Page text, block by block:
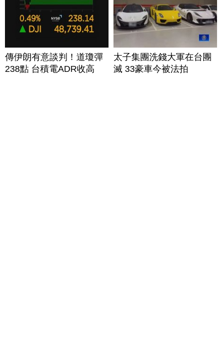
傳伊朗有意談判！道瓊彈
238點 台積電ADR收高
太子集團洗錢大軍在台團
滅 33豪車今被法拍